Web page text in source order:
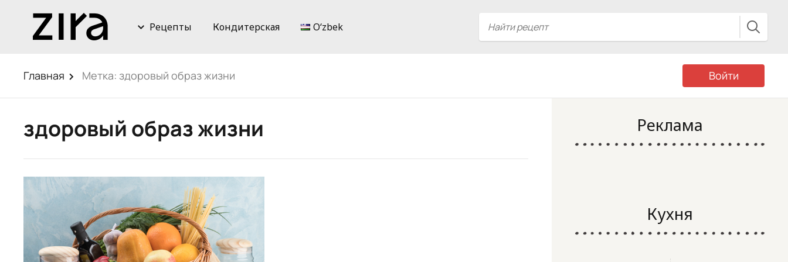
Рецепты Кондитерская Oʻzbek
Главная Метка: здоровый образ жизни Войти
здоровый образ жизни Реклама
Кухня